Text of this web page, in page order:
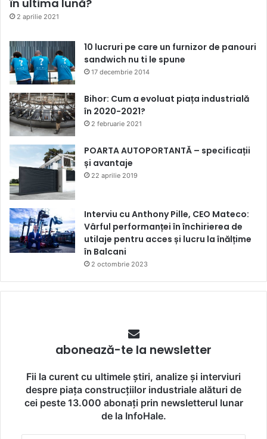
în ultima lună?
2 aprilie 2021
10 lucruri pe care un furnizor de panouri
sandwich nu ti le spune
17 decembrie 2014
Bihor: Cum a evoluat piața industrială
în 2020-2021?
2 februarie 2021
POARTA AUTOPORTANTĂ – specificații
și avantaje
22 aprilie 2019
Interviu cu Anthony Pille, CEO Mateco:
Vârful performanței în închirierea de
utilaje pentru acces și lucru la înălțime
în Balcani
2 octombrie 2023
abonează-te la newsletter
Fii la curent cu ultimele știri, analize și interviuri
despre piața construcțiilor industriale alături de
cei peste 13.000 abonați prin newsletterul lunar
de la InfoHale.